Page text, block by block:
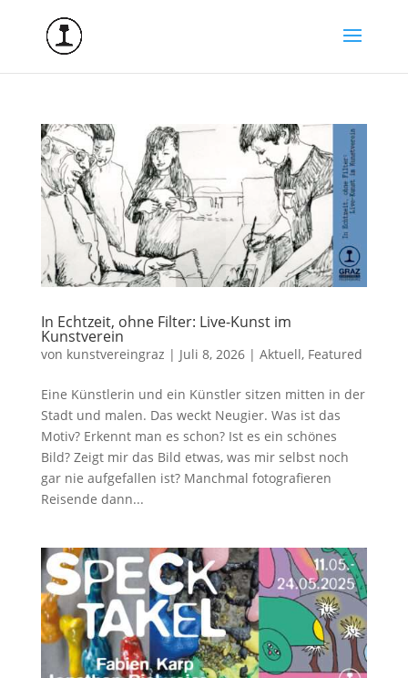
In Echtzeit, ohne Filter: Live-Kunst im
Kunstverein
von kunstvereingraz | Juli 8, 2026| Aktuell, Featured
Eine Künstlerin und ein Künstler sitzen mitten in der
Stadt und malen. Das weckt Neugier. Was ist das
Motiv? Erkennt man es schon? Ist es ein schönes
Bild? Zeigt mir das Bild etwas, was mir selbst noch
gar nie aufgefallen ist? Manchmal fotografieren
Reisende dann...